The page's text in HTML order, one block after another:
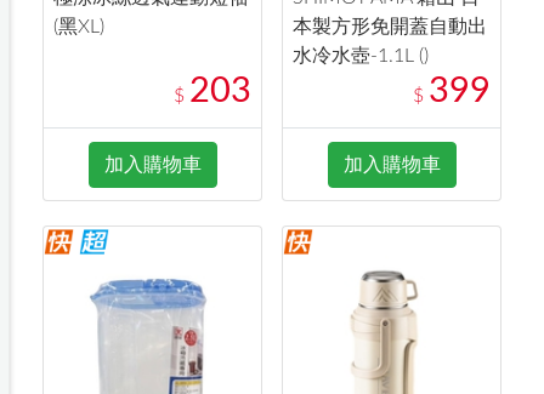
(黑XL)
$ 203
加入購物車
本製方形免開蓋自動出
水冷水壺-1.1L ()
$ 399
加入購物車